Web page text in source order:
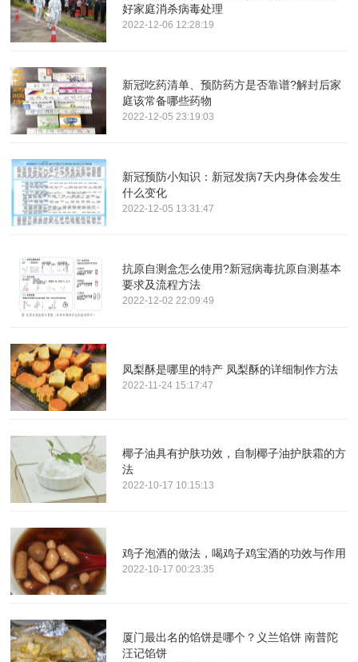
好家庭消杀病毒处理
2022-12-06 12:28:19
新冠吃药清单、预防药方是否靠谱?解封后家
庭该常备哪些药物
2022-12-05 23:19:03
新冠预防小知识：新冠发病7天内身体会发生
什么变化
2022-12-05 13:31:47
抗原自测盒怎么使用?新冠病毒抗原自测基本
要求及流程方法
2022-12-02 22:09:49
凤梨酥是哪里的特产 凤梨酥的详细制作方法
2022-11-24 15:17:47
椰子油具有护肤功效，自制椰子油护肤霜的方
法
2022-10-17 10:15:13
鸡子泡酒的做法，喝鸡子鸡宝酒的功效与作用
2022-10-17 00:23:35
厦门最出名的馅饼是哪个？义兰馅饼 南普陀
汪记馅饼